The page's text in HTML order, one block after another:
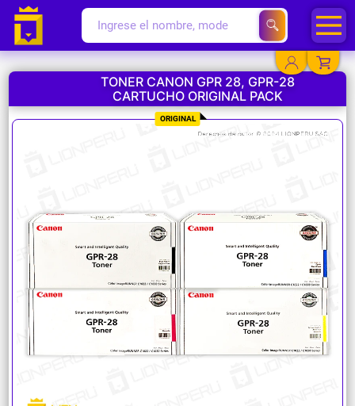
YA EXISTO
SOY NUEVO
TONER CANON GPR 28, GPR-28
CARTUCHO ORIGINAL PACK
ORIGINAL